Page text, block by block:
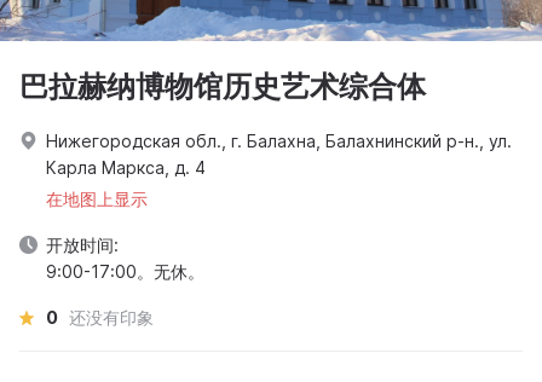
巴拉赫纳博物馆历史艺术综合体
Нижегородская обл., г. Балахна, Балахнинский р-н., ул.
Карла Маркса, д. 4
在地图上显示
开放时间:
9:00-17:00。无休。
0 还没有印象